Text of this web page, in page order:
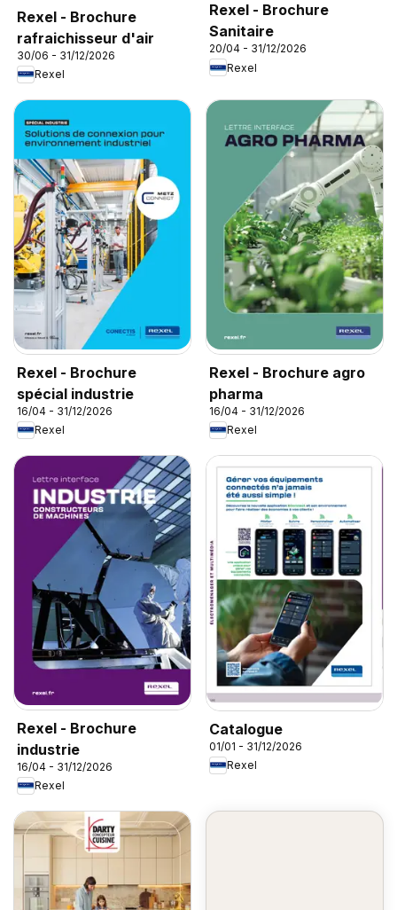
Rexel - Brochure
rafraichisseur d'air
30/06 - 31/12/2026
Rexel
Rexel - Brochure
Sanitaire
20/04 - 31/12/2026
Rexel
Rexel - Brochure
spécial industrie
16/04 - 31/12/2026
Rexel
Rexel - Brochure agro
pharma
16/04 - 31/12/2026
Rexel
Rexel - Brochure
industrie
16/04 - 31/12/2026
Rexel
Catalogue
01/01 - 31/12/2026
Rexel